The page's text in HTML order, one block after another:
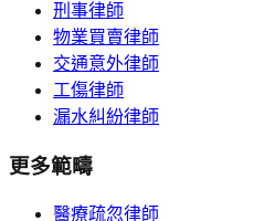
刑事律師
物業買賣律師
交通意外律師
工傷律師
漏水糾紛律師
更多範疇
醫療疏忽律師